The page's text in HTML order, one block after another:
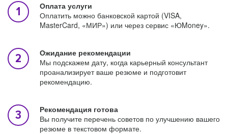
Оплата услуги
Оплатить можно банковской картой (VISA,
MasterCard, «МИР») или через сервис «ЮMoney».
Ожидание рекомендации
Мы подскажем дату, когда карьерный консультант
проанализирует ваше резюме и подготовит
рекомендацию.
Рекомендация готова
Вы получите перечень советов по улучшению вашего
резюме в текстовом формате.